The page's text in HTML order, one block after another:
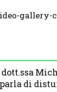
gallery-
dott.ssa
di